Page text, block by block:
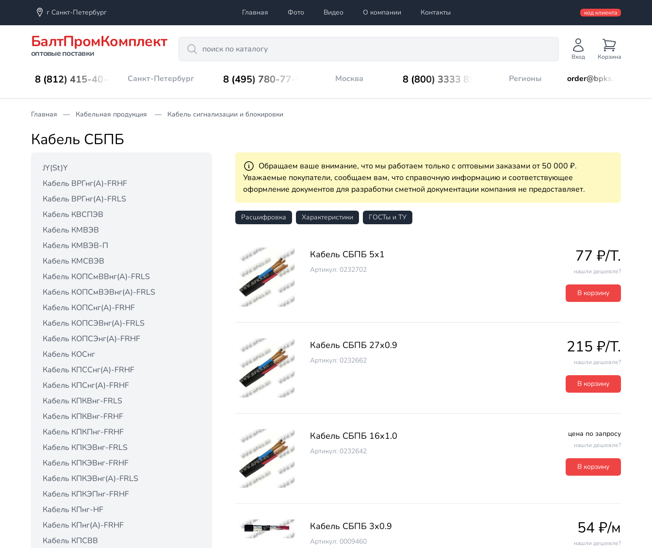
г Санкт-Петербург Главная Фото Видео О компании Контакты код клиента
БалтПромКомплект
оптовые поставки
Search
Вход Корзина
8 (812) 415-40-45 Санкт-Петербург 8 (495) 780-77-98 Москва 8 (800) 3333 899 Регионы order@bpks.ru
Главная Кабельная продукция Кабель сигнализации и блокировки
Кабель СБПБ
JY(St)Y
Кабель ВРГнг(А)-FRHF
Кабель ВРГнг(А)-FRLS
Кабель КВСПЭВ
Кабель КМВЭВ
Кабель КМВЭВ-П
Кабель КМСВЭВ
Кабель КОПСмВВнг(А)-FRLS
Кабель КОПСмВЭВнг(А)-FRLS
Кабель КОПСнг(А)-FRНF
Кабель КОПСЭВнг(А)-FRLS
Кабель КОПСЭнг(А)-FRНF
Кабель КОСнг
Кабель КПCCнг(А)-FRHF
Кабель КПCнг(А)-FRHF
Кабель КПКВнг-FRLS
Кабель КПКВнг-FRНF
Кабель КПКПнг-FRНF
Кабель КПКЭВнг-FRLS
Кабель КПКЭВнг-FRНF
Кабель КПКЭВнг(А)-FRLS
Кабель КПКЭПнг-FRНF
Кабель КПнг-HF
Кабель КПнг(А)-FRHF
Кабель КПСВВ
Обращаем ваше внимание, что мы работаем только с оптовыми заказами от 50 000 ₽.
Уважаемые покупатели, сообщаем вам, что справочную информацию и соответствующее
оформление документов для разработки сметной документации компания не предоставляет.
Расшифровка Характеристики ГОСТы и ТУ
Кабель СБПБ 5х1
Артикул: 0232702
77 ₽/T.
нашли дешевле?
В корзину
Кабель СБПБ 27х0.9
Артикул: 0232662
215 ₽/T.
нашли дешевле?
В корзину
Кабель СБПБ 16х1.0
Артикул: 0232642
цена по запросу
нашли дешевле?
В корзину
Кабель СБПБ 3х0.9
Артикул: 0009460
54 ₽/м
нашли дешевле?